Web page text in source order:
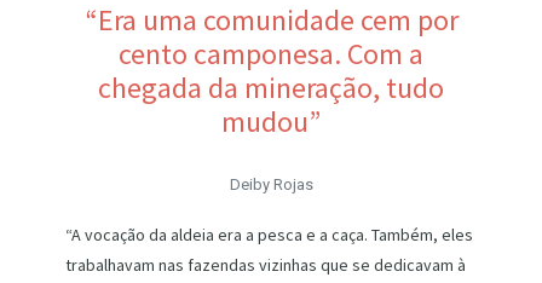
“Era uma comunidade cem por
cento camponesa. Com a
chegada da mineração, tudo
mudou”
Deiby Rojas
“A vocação da aldeia era a pesca e a caça. Também, eles
trabalhavam nas fazendas vizinhas que se dedicavam à